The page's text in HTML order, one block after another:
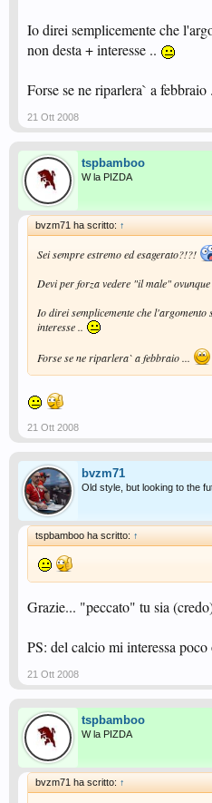
Io direi semplicemente che
non desta + interesse ..
Forse se ne riparlera` a febbraio
21 Ott 2008
tspbamboo
W la PIZDA
bvzm71 ha scritto: ↑
Sei sempre estremo ed esagerato?!?!
Devi per forza vedere "il male"
Io direi semplicemente che
interesse ..
Forse se ne riparlera` a febbraio ...
21 Ott 2008
bvzm71
Old style, but looking to the
tspbamboo ha scritto: ↑
Grazie... "peccato" tu sia
PS: del calcio mi interessa poco
21 Ott 2008
tspbamboo
W la PIZDA
bvzm71 ha scritto: ↑